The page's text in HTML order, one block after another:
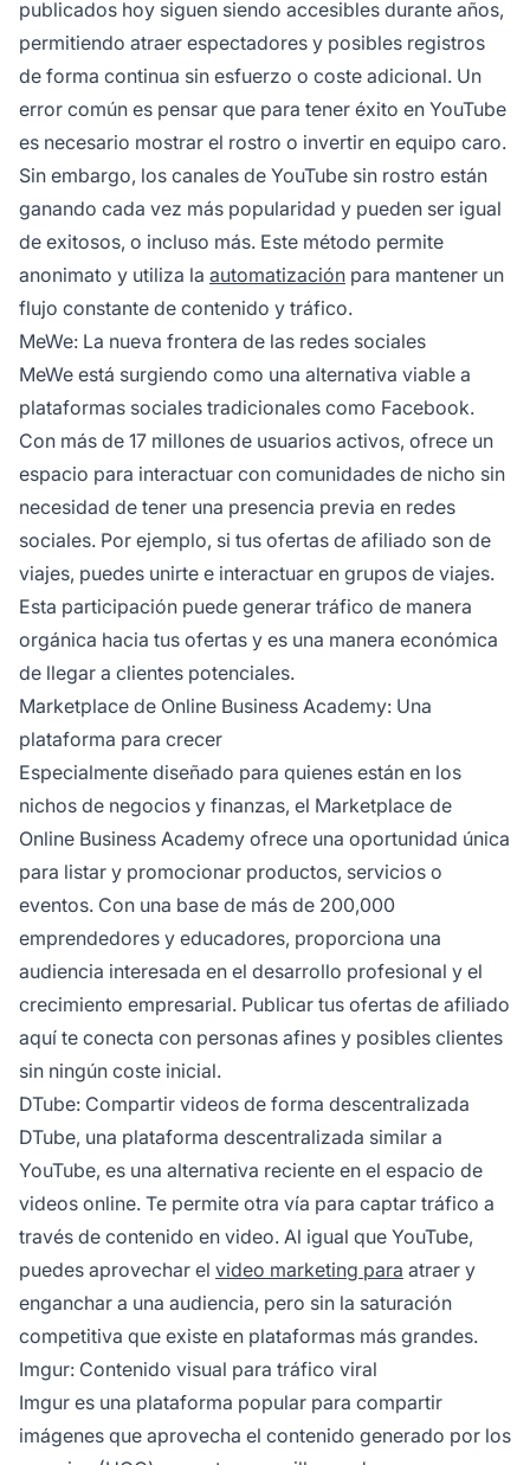
publicados hoy siguen siendo accesibles durante años,
permitiendo atraer espectadores y posibles registros
de forma continua sin esfuerzo o coste adicional. Un
error común es pensar que para tener éxito en YouTube
es necesario mostrar el rostro o invertir en equipo caro.
Sin embargo, los canales de YouTube sin rostro están
ganando cada vez más popularidad y pueden ser igual
de exitosos, o incluso más. Este método permite
anonimato y utiliza la automatización para mantener un
flujo constante de contenido y tráfico.
MeWe: La nueva frontera de las redes sociales
MeWe está surgiendo como una alternativa viable a
plataformas sociales tradicionales como Facebook.
Con más de 17 millones de usuarios activos, ofrece un
espacio para interactuar con comunidades de nicho sin
necesidad de tener una presencia previa en redes
sociales. Por ejemplo, si tus ofertas de afiliado son de
viajes, puedes unirte e interactuar en grupos de viajes.
Esta participación puede generar tráfico de manera
orgánica hacia tus ofertas y es una manera económica
de llegar a clientes potenciales.
Marketplace de Online Business Academy: Una
plataforma para crecer
Especialmente diseñado para quienes están en los
nichos de negocios y finanzas, el Marketplace de
Online Business Academy ofrece una oportunidad única
para listar y promocionar productos, servicios o
eventos. Con una base de más de 200,000
emprendedores y educadores, proporciona una
audiencia interesada en el desarrollo profesional y el
crecimiento empresarial. Publicar tus ofertas de afiliado
aquí te conecta con personas afines y posibles clientes
sin ningún coste inicial.
DTube: Compartir videos de forma descentralizada
DTube, una plataforma descentralizada similar a
YouTube, es una alternativa reciente en el espacio de
videos online. Te permite otra vía para captar tráfico a
través de contenido en video. Al igual que YouTube,
puedes aprovechar el video marketing para atraer y
enganchar a una audiencia, pero sin la saturación
competitiva que existe en plataformas más grandes.
Imgur: Contenido visual para tráfico viral
Imgur es una plataforma popular para compartir
imágenes que aprovecha el contenido generado por los